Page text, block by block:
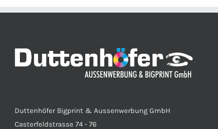
Duttenhöfer Bigprint & Aussenwerbung GmbH
Casterfeldstrasse 74 - 76